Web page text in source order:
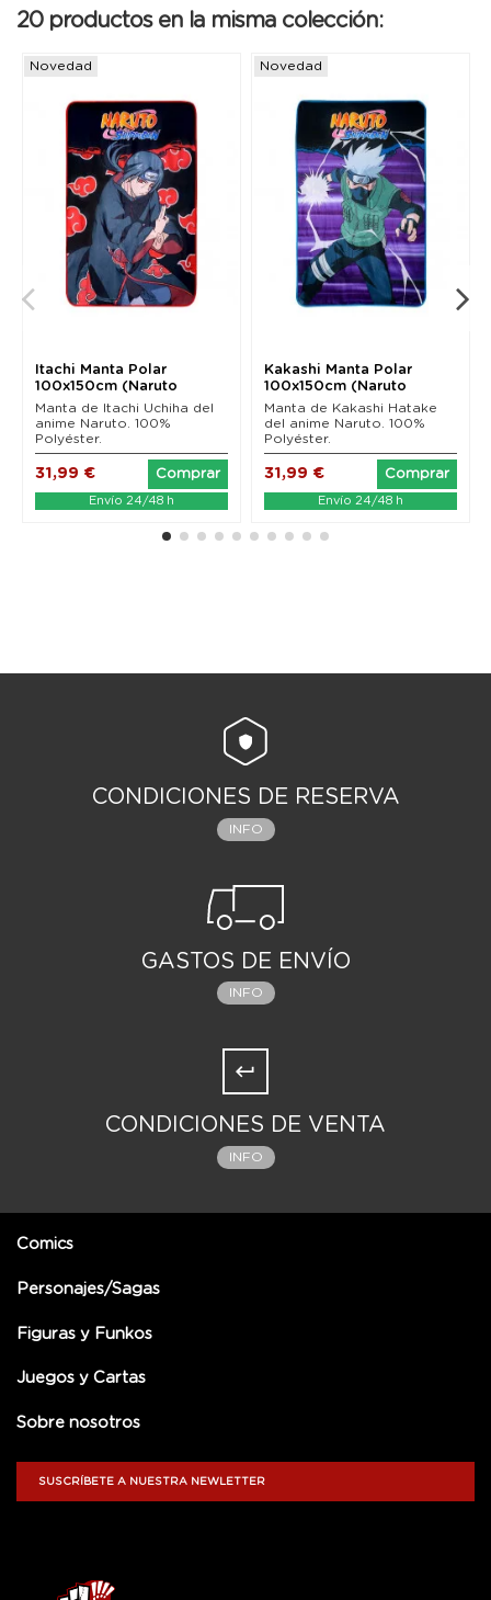
20 productos en la misma colección:
Novedad
Itachi Manta Polar
100x150cm (Naruto
Shippuden)
Manta de Itachi Uchiha del
anime Naruto. 100%
Polyéster.
31,99 € Comprar
Envío 24/48 h
Novedad
Kakashi Manta Polar
100x150cm (Naruto
Shippuden)
Manta de Kakashi Hatake
del anime Naruto. 100%
Polyéster.
31,99 € Comprar
Envío 24/48 h
CONDICIONES DE RESERVA
INFO
GASTOS DE ENVÍO
INFO
CONDICIONES DE VENTA
INFO
Comics
Personajes/Sagas
Figuras y Funkos
Juegos y Cartas
Sobre nosotros
SUSCRÍBETE A NUESTRA NEWLETTER